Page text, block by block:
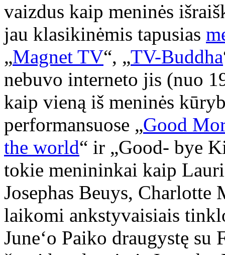
vaizdus kaip meninės
jau klasikinėmis tapusias
„Magnet TV“, „TV-Buddha
nebuvo interneto jis (nuo
kaip vieną iš meninės
performansuose „Good
the world“ ir „Good- bye
tokie menininkai kaip
Josephas Beuys,
laikomi ankstyvaisiais
June‘o Paiko draugystę